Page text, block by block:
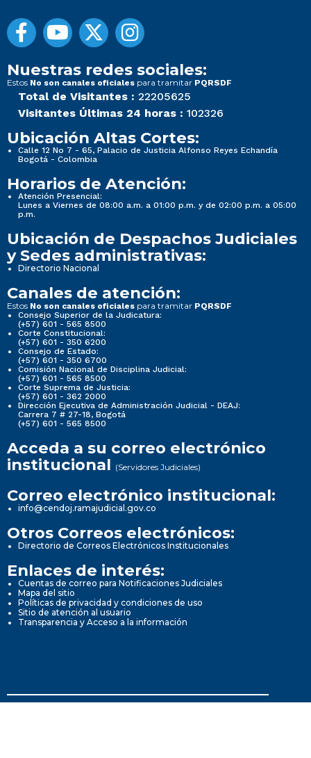
Nuestras redes sociales:
Estos No son canales oficiales para tramitar PQRSDF
Total de Visitantes : 22205625
Visitantes Últimas 24 horas : 102326
Ubicación Altas Cortes:
Calle 12 No 7 - 65, Palacio de Justicia Alfonso Reyes Echandía
Bogotá - Colombia
Horarios de Atención:
Atención Presencial:
Lunes a Viernes de 08:00 a.m. a 01:00 p.m. y de 02:00 p.m. a 05:00
p.m.
Ubicación de Despachos Judiciales
y Sedes administrativas:
Directorio Nacional
Canales de atención:
Estos No son canales oficiales para tramitar PQRSDF
Consejo Superior de la Judicatura:
(+57) 601 - 565 8500
Corte Constitucional:
(+57) 601 - 350 6200
Consejo de Estado:
(+57) 601 - 350 6700
Comisión Nacional de Disciplina Judicial:
(+57) 601 - 565 8500
Corte Suprema de Justicia:
(+57) 601 - 362 2000
Dirección Ejecutiva de Administración Judicial - DEAJ:
Carrera 7 # 27-18, Bogotá
(+57) 601 - 565 8500
Acceda a su correo electrónico
institucional (Servidores Judiciales)
Correo electrónico institucional:
info@cendoj.ramajudicial.gov.co
Otros Correos electrónicos:
Directorio de Correos Electrónicos Institucionales
Enlaces de interés:
Cuentas de correo para Notificaciones Judiciales
Mapa del sitio
Políticas de privacidad y condiciones de uso
Sitio de atención al usuario
Transparencia y Acceso a la información